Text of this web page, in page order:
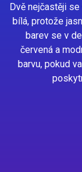
Dvě nejčastěji
bílá, protože
barev se v
červená a
barvu, pokud